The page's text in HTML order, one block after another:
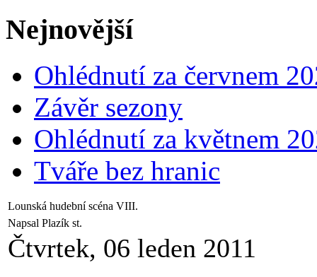
Nejnovější
Ohlédnutí za červnem
Závěr sezony
Ohlédnutí za květnem
Tváře bez hranic
Lounská hudební scéna VIII.
Napsal Plazík st.
Čtvrtek, 06 leden 2011